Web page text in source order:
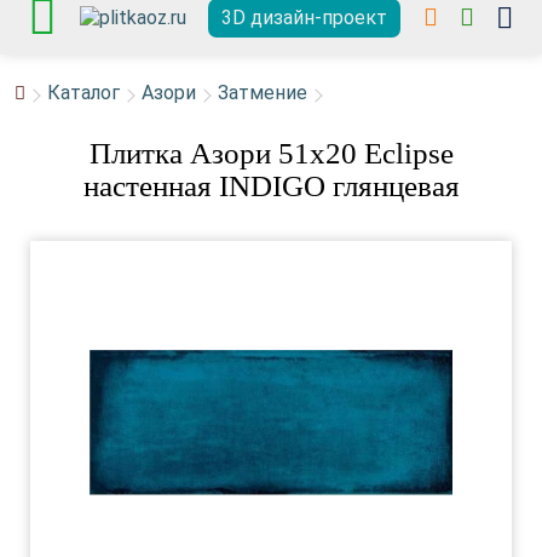
3D дизайн-проект
Каталог Азори Затмение
Плитка Азори 51x20 Eclipse
настенная INDIGO глянцевая